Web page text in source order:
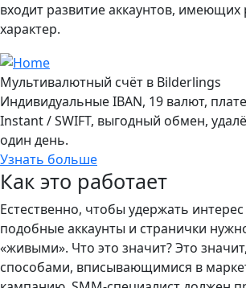
входит развитие аккаунтов,
характер.
Мультивалютный счёт в Bilderlings
Индивидуальные IBAN, 19 валют,
Instant / SWIFT, выгодный обмен,
один день.
Узнать больше
Как это работает
Естественно, чтобы удержать
подобные аккаунты и странички
«живыми». Что это значит? Это
способами, вписывающимися в